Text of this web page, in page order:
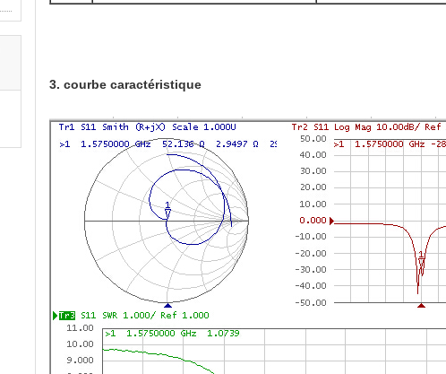
3. courbe caractéristique